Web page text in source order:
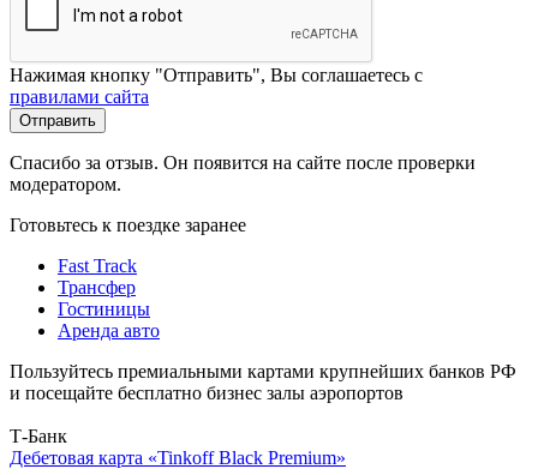
Нажимая кнопку "Отправить", Вы соглашаетесь с
правилами сайта
Отправить
Спасибо за отзыв. Он появится на сайте после проверки
модератором.
Готовьтесь к поездке заранее
Fast Track
Трансфер
Гостиницы
Аренда авто
Пользуйтесь премиальными картами крупнейших банков РФ
и посещайте бесплатно бизнес залы аэропортов
Т-Банк
Дебетовая карта «Tinkoff Black Premium»